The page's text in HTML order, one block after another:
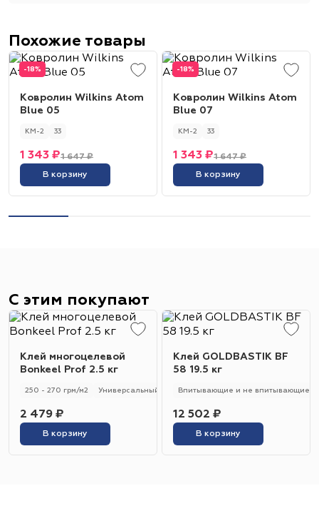
Похожие товары
-18%
Ковролин Wilkins Atom
Blue 05
КМ-2 33
1 647 ₽
1 343 ₽
В корзину
-18%
Ковролин Wilkins Atom
Blue 07
КМ-2 33
1 647 ₽
1 343 ₽
В корзину
С этим покупают
Клей многоцелевой
Bonkeel Prof 2.5 кг
250 - 270 грм/м2 Универсальный 250 - 270 гр/м2
2 479 ₽
В корзину
Клей GOLDBASTIK BF
58 19.5 кг
Впитывающие и не впитывающие
12 502 ₽
В корзину